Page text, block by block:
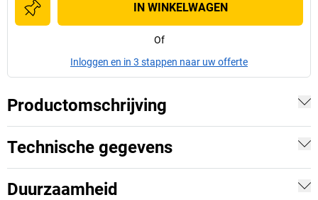
IN WINKELWAGEN
Of
Inloggen en in 3 stappen naar uw offerte
Productomschrijving
Technische gegevens
Duurzaamheid